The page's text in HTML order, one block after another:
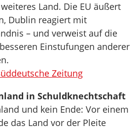
Land. Die EU äußert
Dublin reagiert mit
– und verweist auf die
Einstufungen anderer
Zeitung
in Schuldknechtschaft
und kein Ende: Vor einem
das Land vor der Pleite